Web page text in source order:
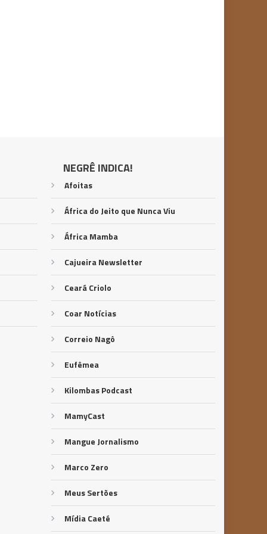
NEGRÊ INDICA!
Afoitas
África do Jeito que Nunca Viu
África Mamba
Cajueira Newsletter
Ceará Criolo
Coar Notícias
Correio Nagô
Eufêmea
Kilombas Podcast
MamyCast
Mangue Jornalismo
Marco Zero
Meus Sertões
Mídia Caeté